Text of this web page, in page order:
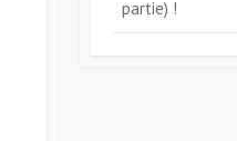
partie) !